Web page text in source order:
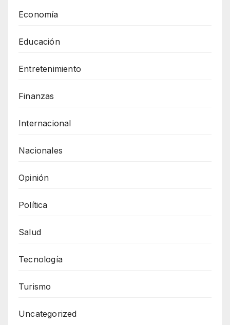
Economía
Educación
Entretenimiento
Finanzas
Internacional
Nacionales
Opinión
Política
Salud
Tecnología
Turismo
Uncategorized